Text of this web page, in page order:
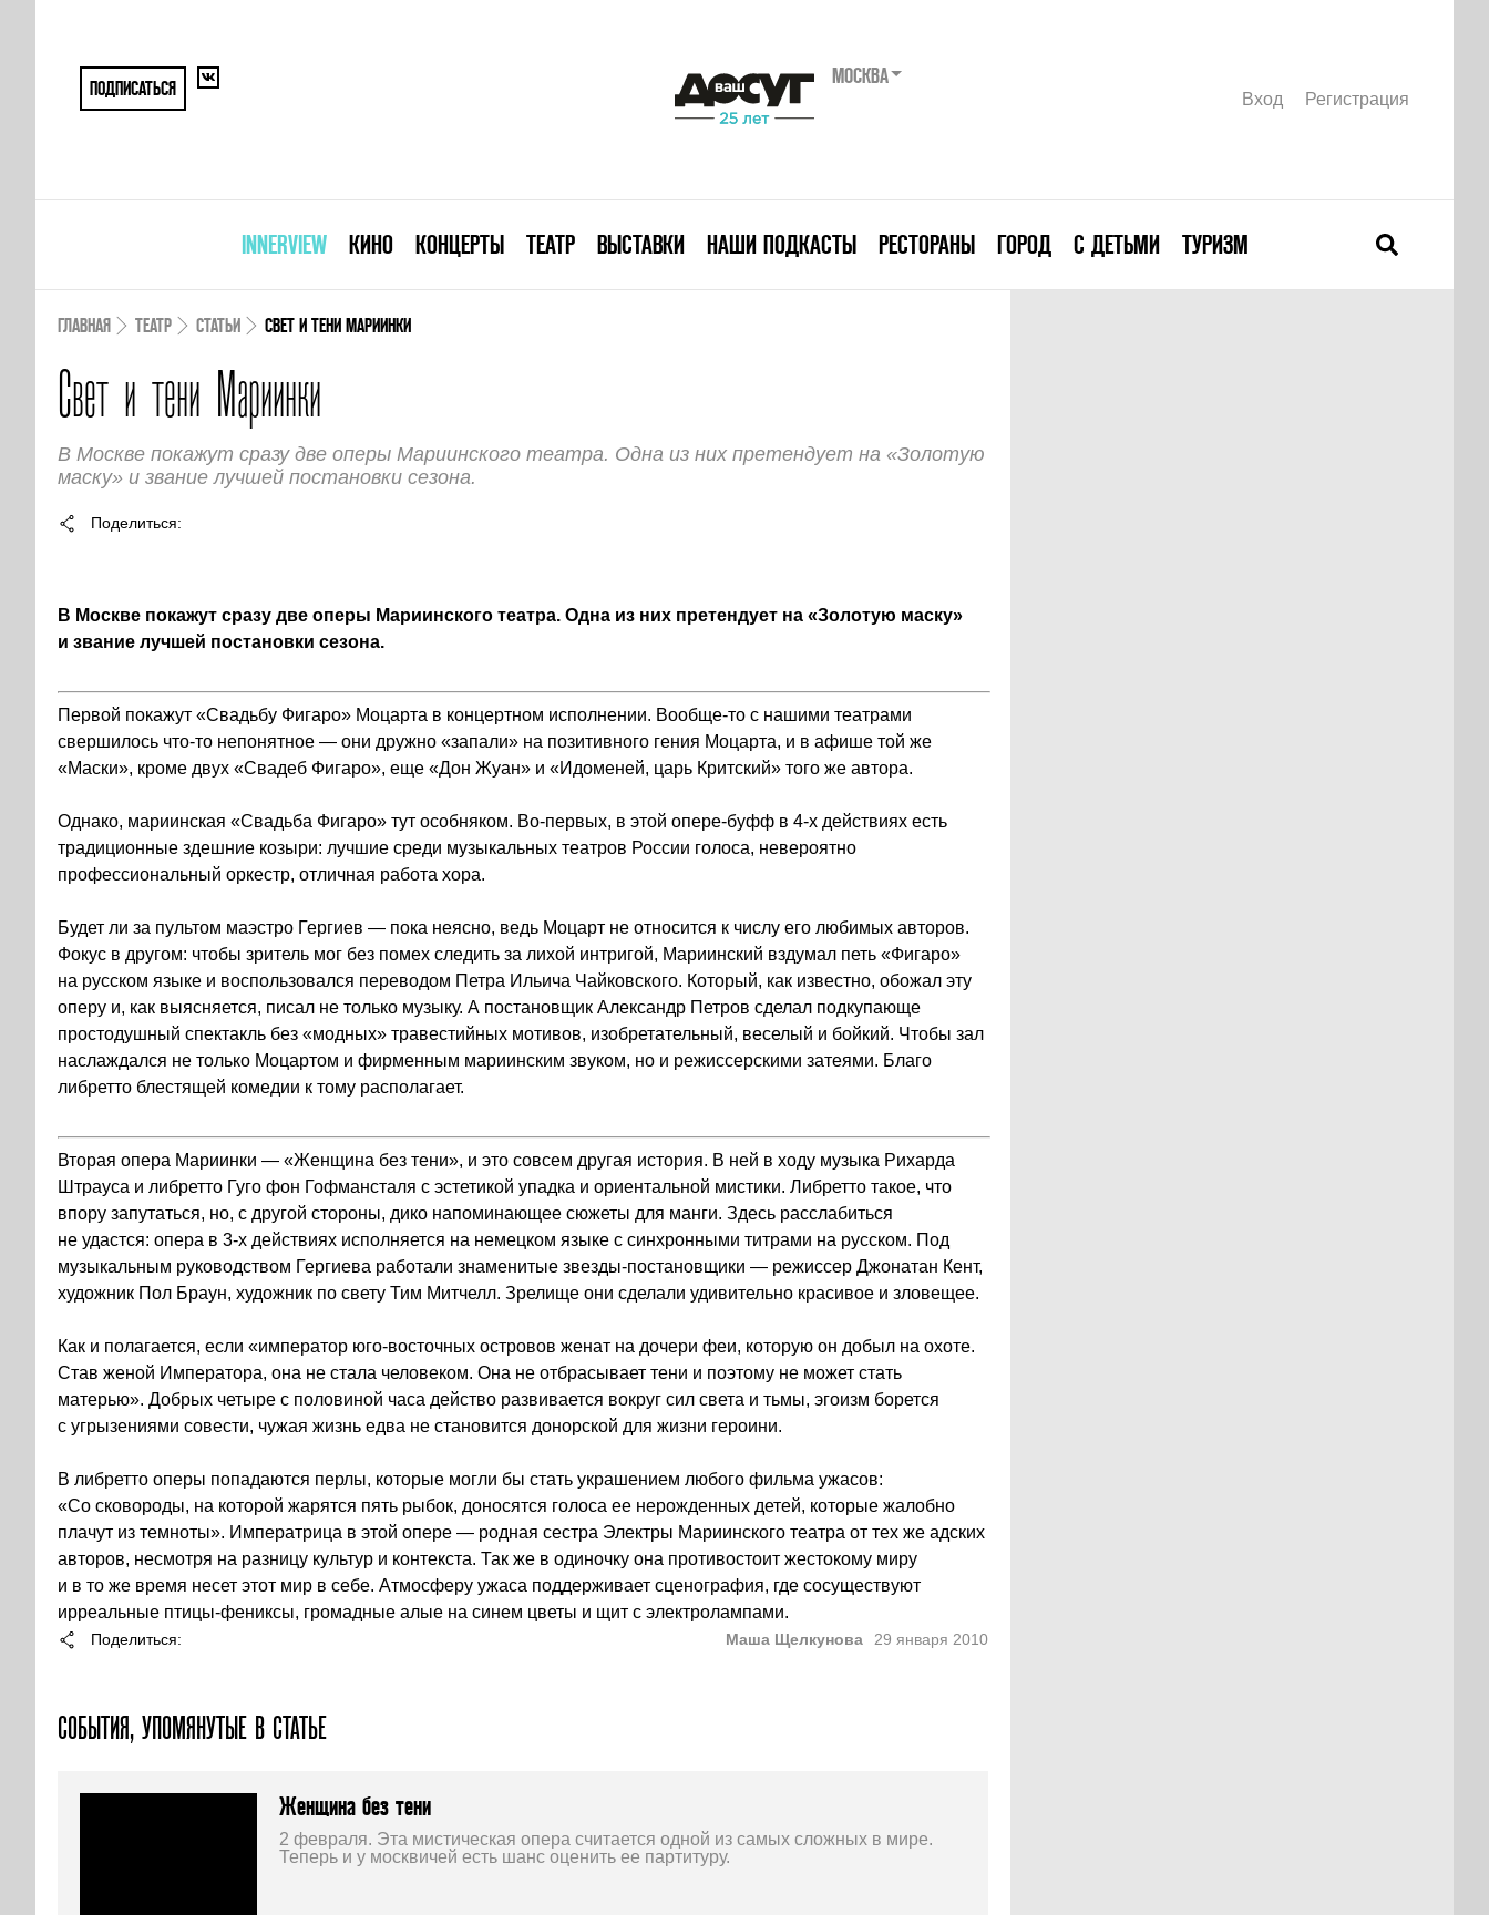
ПОДПИСАТЬСЯ
МОСКВА
Вход Регистрация
INNERVIEW КИНО КОНЦЕРТЫ ТЕАТР ВЫСТАВКИ НАШИ ПОДКАСТЫ РЕСТОРАНЫ ГОРОД С ДЕТЬМИ ТУРИЗМ
ГЛАВНАЯ ТЕАТР СТАТЬИ СВЕТ И ТЕНИ МАРИИНКИ
Свет и тени Мариинки
В Москве покажут сразу две оперы Мариинского театра. Одна из них претендует на «Золотую
маску» и звание лучшей постановки сезона.
Поделиться
В Москве покажут сразу две оперы Мариинского театра. Одна из них претендует на «Золотую маску»
и звание лучшей постановки сезона.
Первой покажут «Свадьбу Фигаро» Моцарта в концертном исполнении. Вообще-то с нашими театрами
свершилось что-то непонятное — они дружно «запали» на позитивного гения Моцарта, и в афише той же
«Маски», кроме двух «Свадеб Фигаро», еще «Дон Жуан» и «Идоменей, царь Критский» того же автора.
Однако, мариинская «Свадьба Фигаро» тут особняком. Во-первых, в этой опере-буфф в 4-х действиях есть
традиционные здешние козыри: лучшие среди музыкальных театров России голоса, невероятно
профессиональный оркестр, отличная работа хора.
Будет ли за пультом маэстро Гергиев — пока неясно, ведь Моцарт не относится к числу его любимых авторов.
Фокус в другом: чтобы зритель мог без помех следить за лихой интригой, Мариинский вздумал петь «Фигаро»
на русском языке и воспользовался переводом Петра Ильича Чайковского. Который, как известно, обожал эту
оперу и, как выясняется, писал не только музыку. А постановщик Александр Петров сделал подкупающе
простодушный спектакль без «модных» травестийных мотивов, изобретательный, веселый и бойкий. Чтобы зал
наслаждался не только Моцартом и фирменным мариинским звуком, но и режиссерскими затеями. Благо
либретто блестящей комедии к тому располагает.
Вторая опера Мариинки — «Женщина без тени», и это совсем другая история. В ней в ходу музыка Рихарда
Штрауса и либретто Гуго фон Гофмансталя с эстетикой упадка и ориентальной мистики. Либретто такое, что
впору запутаться, но, с другой стороны, дико напоминающее сюжеты для манги. Здесь расслабиться
не удастся: опера в 3-х действиях исполняется на немецком языке с синхронными титрами на русском. Под
музыкальным руководством Гергиева работали знаменитые звезды-постановщики — режиссер Джонатан Кент,
художник Пол Браун, художник по свету Тим Митчелл. Зрелище они сделали удивительно красивое и зловещее.
Как и полагается, если «император юго-восточных островов женат на дочери феи, которую он добыл на охоте.
Став женой Императора, она не стала человеком. Она не отбрасывает тени и поэтому не может стать
матерью». Добрых четыре с половиной часа действо развивается вокруг сил света и тьмы, эгоизм борется
с угрызениями совести, чужая жизнь едва не становится донорской для жизни героини.
В либретто оперы попадаются перлы, которые могли бы стать украшением любого фильма ужасов:
«Со сковороды, на которой жарятся пять рыбок, доносятся голоса ее нерожденных детей, которые жалобно
плачут из темноты». Императрица в этой опере — родная сестра Электры Мариинского театра от тех же адских
авторов, несмотря на разницу культур и контекста. Так же в одиночку она противостоит жестокому миру
и в то же время несет этот мир в себе. Атмосферу ужаса поддерживает сценография, где сосуществуют
ирреальные птицы-фениксы, громадные алые на синем цветы и щит с электролампами.
Поделиться Маша Щелкунова 29 января 2010
СОБЫТИЯ, УПОМЯНУТЫЕ В СТАТЬЕ
Женщина без тени
2 февраля. Эта мистическая опера считается одной из самых сложных в мире.
Теперь и у москвичей есть шанс оценить ее партитуру.